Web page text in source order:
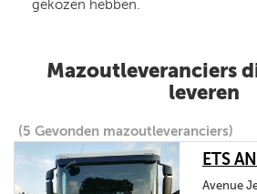
gekozen hebben.
Mazoutleveranciers
leveren
(5 Gevonden mazoutleveranciers)
ETS
Avenue